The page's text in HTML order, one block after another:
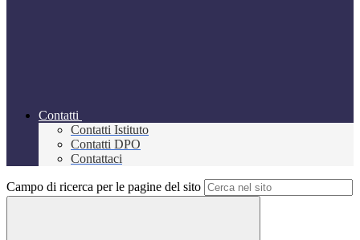
Contatti
Contatti Istituto
Contatti DPO
Contattaci
Campo di ricerca per le pagine del sito